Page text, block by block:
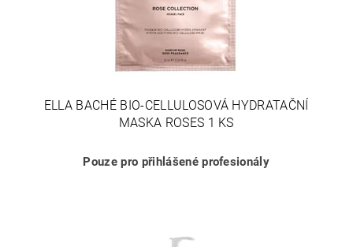
ELLA BACHÉ BIO-CELLULOSOVÁ HYDRATAČNÍ
MASKA ROSES 1 KS
Pouze pro přihlášené profesionály